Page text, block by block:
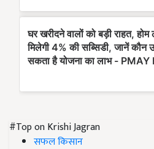
#Top on Krishi Jagran
सफल किसान